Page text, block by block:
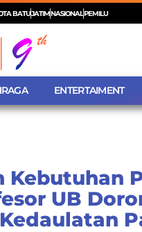
BATUJATIMNASIONALPEMILU
ENTERTAIMENT
Kebutuhan
UB